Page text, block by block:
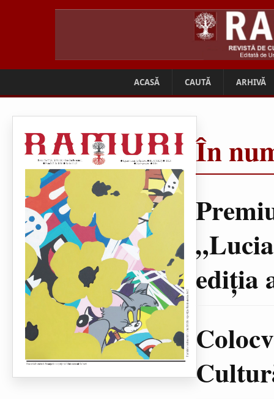
ACASĂ CAUTĂ ARHIVĂ
În
ediţia